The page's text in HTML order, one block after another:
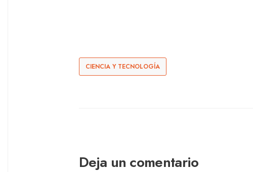
CIENCIA Y TECNOLOGÍA
Deja un comentario